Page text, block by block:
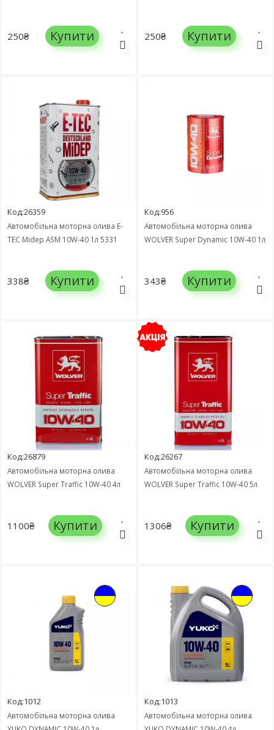
250₴ Купити 250₴ Купити
Код:26359
Автомобільна моторна олива E-
TEC Midep ASM 10W-40 1л 5331
338₴ Купити
Код:956
Автомобільна моторна олива
WOLVER Super Dynamic 10W-40 1л
343₴ Купити
Код:26879
Автомобільна моторна олива
WOLVER Super Traffic 10W-40 4л
1100₴ Купити
Код:26267
Автомобільна моторна олива
WOLVER Super Traffic 10W-40 5л
1306₴ Купити
Код:1012
Автомобільна моторна олива
Код:1013
Автомобільна моторна олива